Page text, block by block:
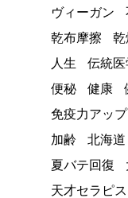
ヴィーガン
乾布摩擦
乾
人生
伝統医
便秘
健康
免疫力アップ
加齢
北海道
夏バテ回復
天才セラピス